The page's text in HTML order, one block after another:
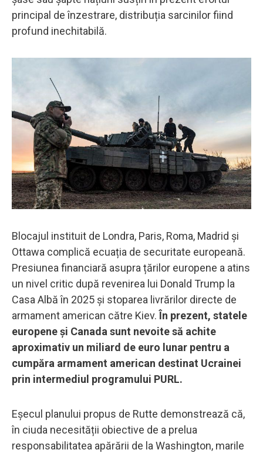
principal de înzestrare, distribuția sarcinilor fiind
profund inechitabilă.
Blocajul instituit de Londra, Paris, Roma, Madrid și
Ottawa complică ecuația de securitate europeană.
Presiunea financiară asupra țărilor europene a atins
un nivel critic după revenirea lui Donald Trump la
Casa Albă în 2025 și stoparea livrărilor directe de
armament american către Kiev. În prezent, statele
europene și Canada sunt nevoite să achite
aproximativ un miliard de euro lunar pentru a
cumpăra armament american destinat Ucrainei
prin intermediul programului PURL.
Eșecul planului propus de Rutte demonstrează că,
în ciuda necesității obiective de a prelua
responsabilitatea apărării de la Washington, marile